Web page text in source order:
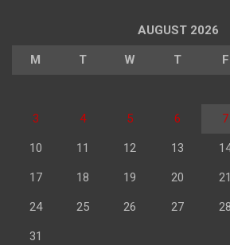
AUGUST 2026
M T W T F
3 4 5 6 7
10 11 12 13
17 18 19 20 21
24 25 26 27 28
31